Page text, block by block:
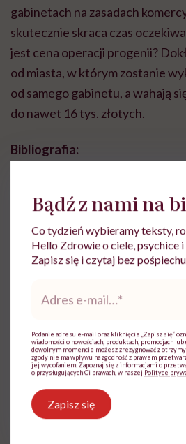
gabinetach na zasadach
skutecznie skraca czas
jest cena operacji progenii?
od miasta, w którym zostanie
od samego gabinetu, a wahają
do nawet 16 tys. złotych.
Bibliografia:
Gutkowska M., Wady
wymowy,https://ppp-
koluszki.pl/strona/
02.06.2023]
Karłowska I., Zarys
2008.
Lisiecka P., Piątkowska D.,
zaburzenia artykulacji,
Polonistyczne. Seria
Bądź z nami na
Co tydzień wybieramy teksty,
Hello Zdrowie o ciele, psychice
Zapisz się i czytaj bez
*
Podanie adresu e-mail oraz kliknięcie „Zapisz się”
wiadomości o nowościach, produktach, promocjach
dowolnym momencie możesz zrezygnować z
zgody nie ma wpływu na zgodność z prawem
jej wycofaniem. Zapoznaj się z informacjami o
o przysługujących Ci prawach, w naszej Polityce
Zapisz się